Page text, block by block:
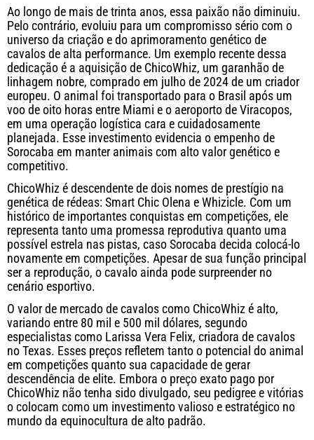
Ao longo de mais de trinta anos, essa paixão não diminuiu.
Pelo contrário, evoluiu para um compromisso sério com o
universo da criação e do aprimoramento genético de
cavalos de alta performance. Um exemplo recente dessa
dedicação é a aquisição de ChicoWhiz, um garanhão de
linhagem nobre, comprado em julho de 2024 de um criador
europeu. O animal foi transportado para o Brasil após um
voo de oito horas entre Miami e o aeroporto de Viracopos,
em uma operação logística cara e cuidadosamente
planejada. Esse investimento evidencia o empenho de
Sorocaba em manter animais com alto valor genético e
competitivo.
ChicoWhiz é descendente de dois nomes de prestígio na
genética de rédeas: Smart Chic Olena e Whizicle. Com um
histórico de importantes conquistas em competições, ele
representa tanto uma promessa reprodutiva quanto uma
possível estrela nas pistas, caso Sorocaba decida colocá-lo
novamente em competições. Apesar de sua função principal
ser a reprodução, o cavalo ainda pode surpreender no
cenário esportivo.
O valor de mercado de cavalos como ChicoWhiz é alto,
variando entre 80 mil e 500 mil dólares, segundo
especialistas como Larissa Vera Felix, criadora de cavalos
no Texas. Esses preços refletem tanto o potencial do animal
em competições quanto sua capacidade de gerar
descendência de elite. Embora o preço exato pago por
ChicoWhiz não tenha sido divulgado, seu pedigree e vitórias
o colocam como um investimento valioso e estratégico no
mundo da equinocultura de alto padrão.